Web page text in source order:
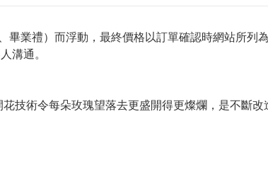
業禮）而浮動，最終價格以訂單確認時網站所列
溝通。
技術令每朵玫瑰望落去更盛開得更燦爛，是不斷